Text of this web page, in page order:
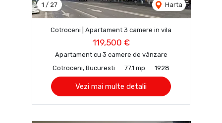
1 / 27 Harta
Cotroceni | Apartament 3 camere in vila
119,500 €
Apartament cu 3 camere de vânzare
Cotroceni, Bucuresti
77.1 mp 1928
Vezi mai multe detalii